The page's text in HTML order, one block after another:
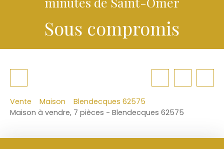
Sous compromis
Vente Maison
Blendecques 62575
Maison à vendre, 7 pièces - Blendecques 62575